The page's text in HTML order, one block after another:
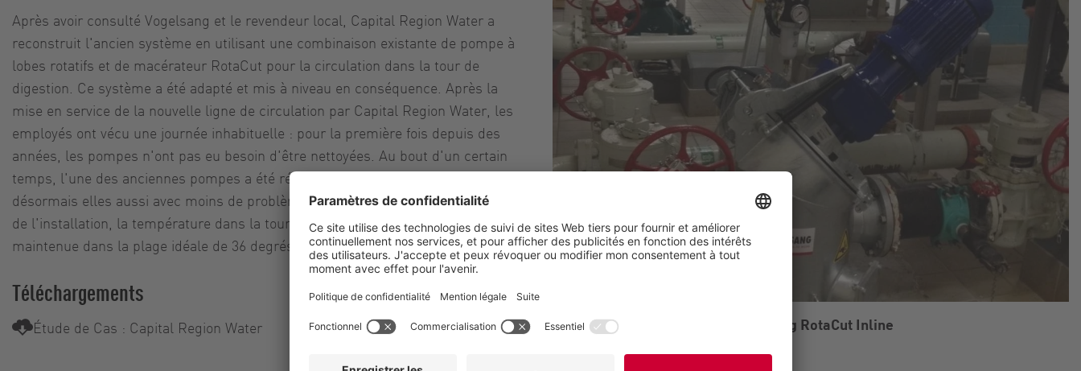
Après avoir consulté Vogelsang et le revendeur local, Capital Region Water a
reconstruit l'ancien système en utilisant une combinaison existante de pompe à
lobes rotatifs et de macérateur RotaCut pour la circulation dans la tour de
digestion. Ce système a été adapté et mis à niveau en conséquence. Après la
mise en service de la nouvelle ligne de circulation par Capital Region Water, les
employés ont vécu une journée inhabituelle : pour la première fois depuis des
années, les pompes n'ont pas eu besoin d'être nettoyées. Au bout d'un certain
temps, l'une des anciennes pompes a été réutilisée. Et elles fonctionnent
désormais elles aussi avec moins de problèmes. En outre, depuis l'optimisation
de l'installation, la température dans la tour de digestion peut facilement être
maintenue dans la plage idéale de 36 degrés.
Téléchargements
Étude de Cas : Capital Region Water Vogelsang RotaCut Inline